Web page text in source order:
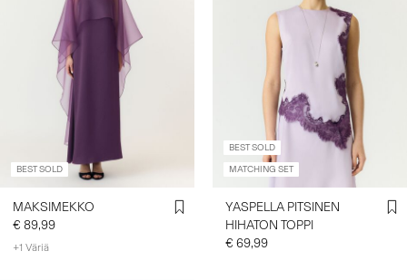
BEST SOLD
MAKSIMEKKO
€ 89,99
+1 Väriä
BEST SOLD
MATCHING SET
YASPELLA PITSINEN
HIHATON TOPPI
€ 69,99